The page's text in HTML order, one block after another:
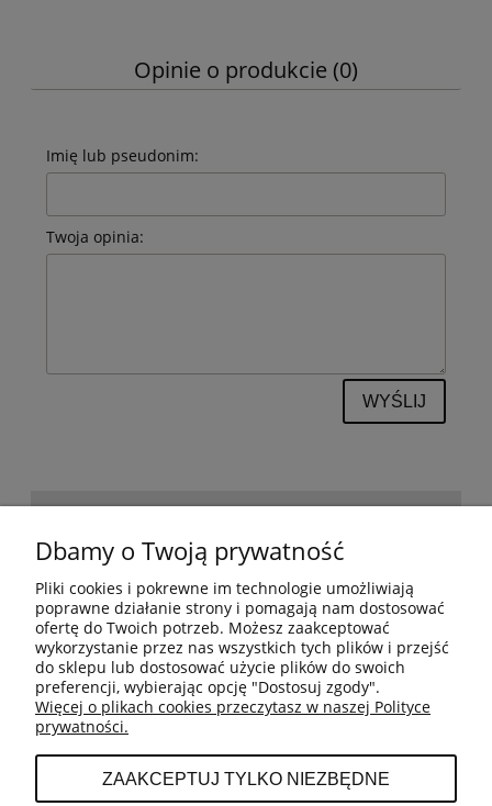
Opinie o produkcie (0)
Imię lub pseudonim:
Twoja opinia:
WYŚLIJ
BESTSELLERY
MOJE KONTO
Dbamy o Twoją prywatność
Pliki cookies i pokrewne im technologie umożliwiają
poprawne działanie strony i pomagają nam dostosować
ofertę do Twoich potrzeb. Możesz zaakceptować
wykorzystanie przez nas wszystkich tych plików i przejść
do sklepu lub dostosować użycie plików do swoich
preferencji, wybierając opcję "Dostosuj zgody".
Więcej o plikach cookies przeczytasz w naszej Polityce
prywatności.
ZAAKCEPTUJ TYLKO NIEZBĘDNE